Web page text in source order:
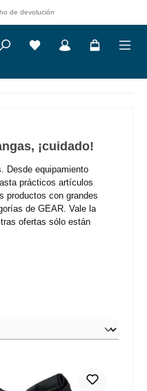
de devolución
toolbar Tienes 0 artículos en tu
¡cuidado!
Desde equipamiento
prácticos artículos
productos con grandes
de GEAR. Vale la
ofertas sólo están